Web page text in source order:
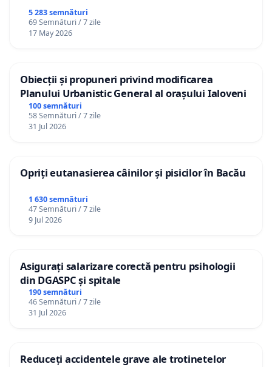
5 283 semnături
69 Semnături / 7 zile
17 May 2026
Obiecții și propuneri privind modificarea
Planului Urbanistic General al orașului Ialoveni
100 semnături
58 Semnături / 7 zile
31 Jul 2026
Opriți eutanasierea câinilor și pisicilor în Bacău
1 630 semnături
47 Semnături / 7 zile
9 Jul 2026
Asigurați salarizare corectă pentru psihologii
din DGASPC și spitale
190 semnături
46 Semnături / 7 zile
31 Jul 2026
Reduceți accidentele grave ale trotinetelor